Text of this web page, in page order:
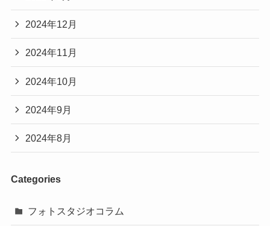
2024年12月
2024年11月
2024年10月
2024年9月
2024年8月
Categories
フォトスタジオコラム